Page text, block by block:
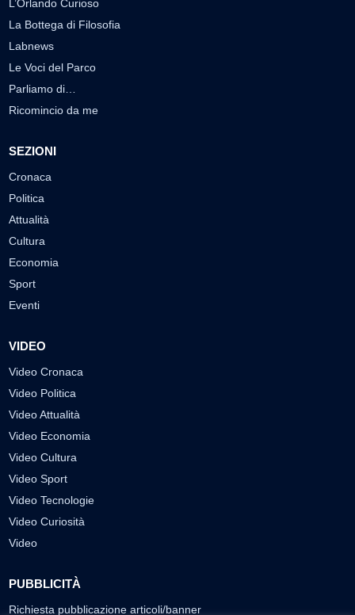
L’Orlando Curioso
La Bottega di Filosofia
Labnews
Le Voci del Parco
Parliamo di…
Ricomincio da me
SEZIONI
Cronaca
Politica
Attualità
Cultura
Economia
Sport
Eventi
VIDEO
Video Cronaca
Video Politica
Video Attualità
Video Economia
Video Cultura
Video Sport
Video Tecnologie
Video Curiosità
Video
PUBBLICITÀ
Richiesta pubblicazione articoli/banner